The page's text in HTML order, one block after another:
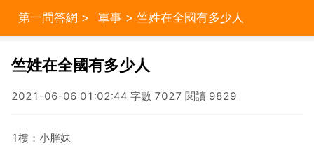
第一問答網 > 軍事 > 竺姓在全國有多少人
竺姓在全國有多少人
2021-06-06 01:02:44 字數 7027 閱讀 9829
1樓：小胖妹